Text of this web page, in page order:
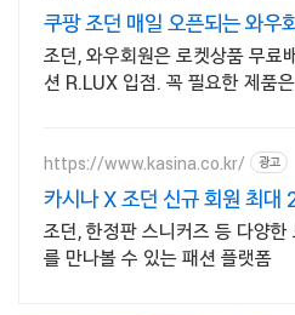
쿠팡 조던 매일 오픈되는 와우
조던, 와우회원은 로켓상품 무료
션 R.LUX 입점. 꼭 필요한 제품
https://www.kasina.co.kr/ 광고
카시나 X 조던 신규 회원 최대
인
조던, 한정판 스니커즈 등 다양한
를 만나볼 수 있는 패션 플랫폼